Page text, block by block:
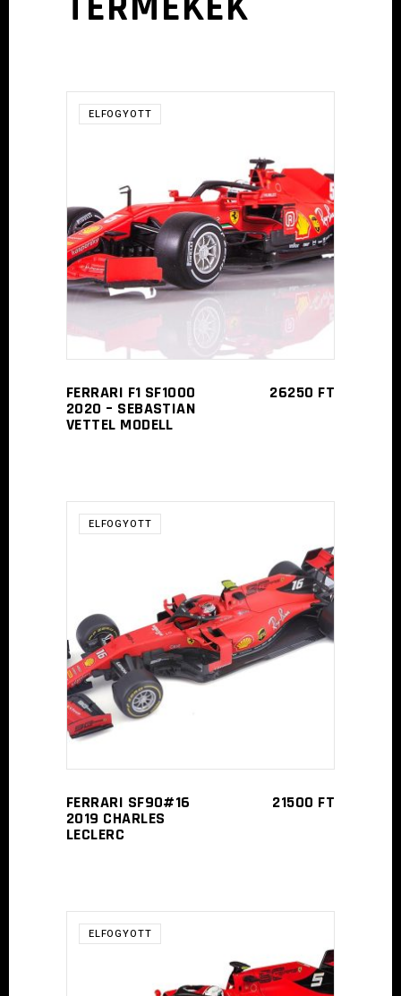
ELFOGYOTT
TOVÁBB
FERRARI F1 SF1000
2020 – SEBASTIAN
VETTEL MODELL
26250 FT
ELFOGYOTT
TOVÁBB
FERRARI SF90#16
2019 CHARLES
LECLERC
21500 FT
ELFOGYOTT